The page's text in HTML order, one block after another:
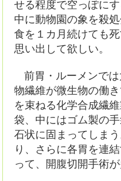
せる程度で空っぽに
中に動物園の象を殺
食を１カ月続けても
思い出して欲しい。
前胃・ルーメンで
物繊維が微生物の働
を束ねる化学合成繊
袋、中にはゴム製の
石状に固まってしま
り、さらに各胃を連
って、開腹切開手術